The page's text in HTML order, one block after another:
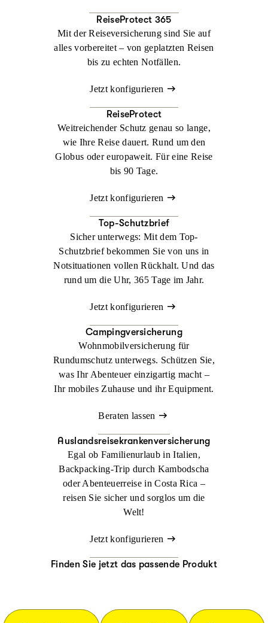
ReiseProtect 365
Mit der Reiseversicherung sind Sie auf
alles vorbereitet – von geplatzten Reisen
bis zu echten Notfällen.
Jetzt konfigurieren
ReiseProtect
Weitreichender Schutz genau so lange,
wie Ihre Reise dauert. Rund um den
Globus oder europaweit. Für eine Reise
bis 90 Tage.
Jetzt konfigurieren
Top-Schutzbrief
Sicher unterwegs: Mit dem Top-
Schutzbrief bekommen Sie von uns in
Notsituationen vollen Rückhalt. Und das
rund um die Uhr, 365 Tage im Jahr.
Jetzt konfigurieren
Campingversicherung
Wohnmobilversicherung für
Rundumschutz unterwegs. Schützen Sie,
was Ihr Abenteuer einzigartig macht –
Ihr mobiles Zuhause und ihr Equipment.
Beraten lassen
Auslandsreisekrankenversicherung
Egal ob Familienurlaub in Italien,
Backpacking-Trip durch Kambodscha
oder Abenteuerreise in Costa Rica –
reisen Sie sicher und sorglos um die
Welt!
Jetzt konfigurieren
Finden Sie jetzt das passende Produkt